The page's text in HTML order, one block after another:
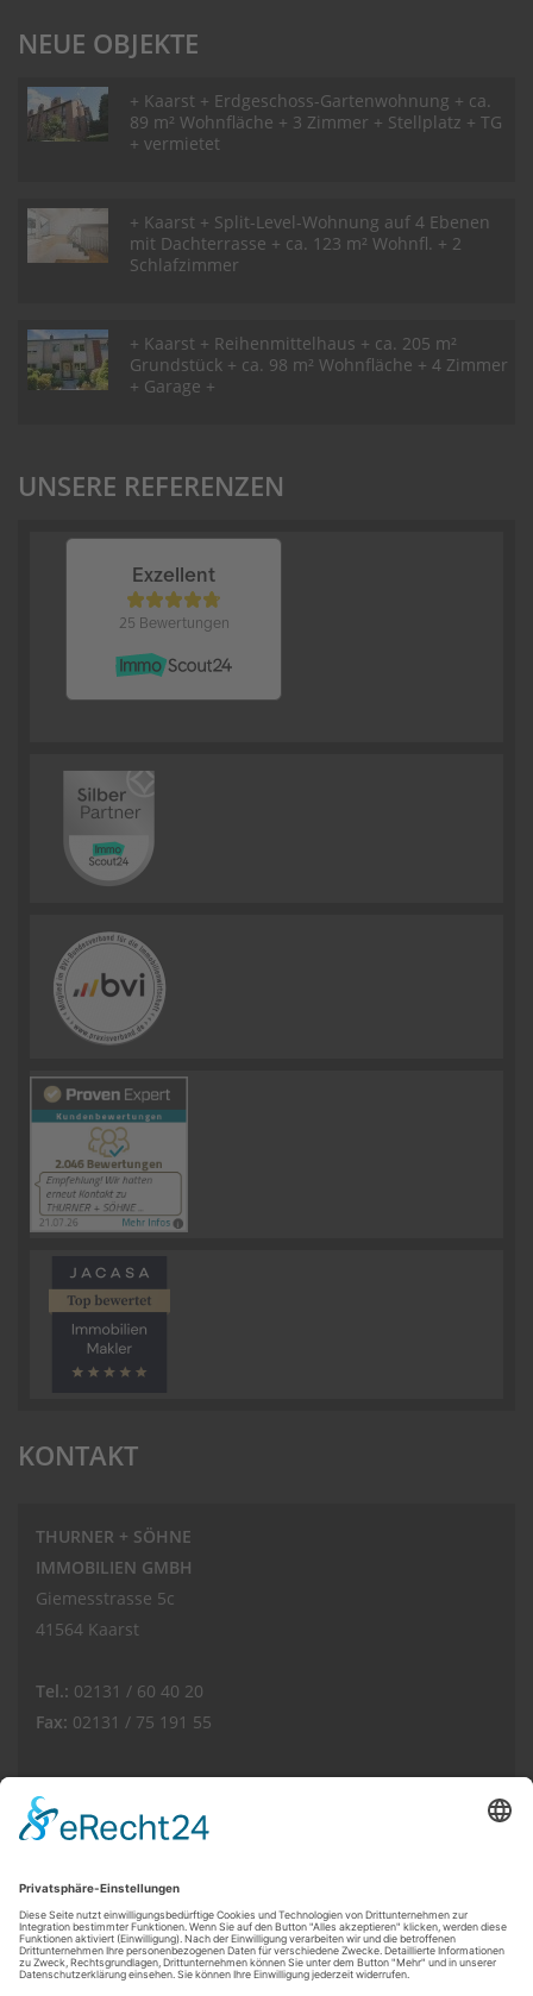
NEUE OBJEKTE
+ Kaarst + Erdgeschoss-Gartenwohnung + ca.
89 m² Wohnfläche + 3 Zimmer + Stellplatz + TG
+ vermietet
+ Kaarst + Split-Level-Wohnung auf 4 Ebenen
mit Dachterrasse + ca. 123 m² Wohnfl. + 2
Schlafzimmer
+ Kaarst + Reihenmittelhaus + ca. 205 m²
Grundstück + ca. 98 m² Wohnfläche + 4 Zimmer
+ Garage +
UNSERE REFERENZEN
KONTAKT
THURNER + SÖHNE
IMMOBILIEN GMBH
Giemesstrasse 5c
41564 Kaarst
Tel.: 02131 / 60 40 20
Fax: 02131 / 75 191 55
E-Mail:
info(at)thurnerimmobilien.de
Web:
© THURNER + SÖHNE IMMOBILIEN GMBH
Kundenbewertungen und Erfahrungen zu
THURNER + SÖHNE Immobilien GmbH
SEHR GUT